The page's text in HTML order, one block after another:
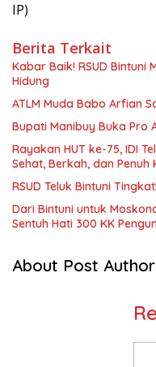
IP)
Berita Terkait
Kabar Baik! RSUD Bintuni
Hidung
ATLM Muda Babo Arfian
Bupati Manibuy Buka Pro
Rayakan HUT ke-75, IDI
Sehat, Berkah, dan Penuh
RSUD Teluk Bintuni
Dari Bintuni untuk
Sentuh Hati 300 KK
About Post Author